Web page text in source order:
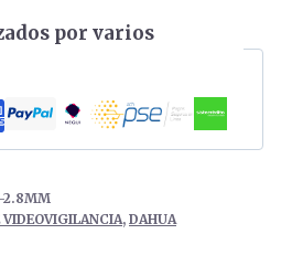
por varios
2.8MM
VIDEOVIGILANCIA, DAHUA